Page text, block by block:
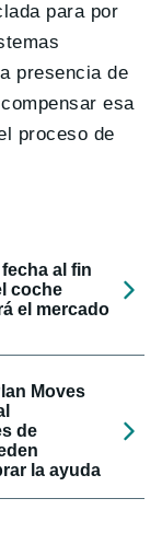
para por
presencia de
esa
proceso de
al fin
coche
el mercado
Moves
de
la ayuda